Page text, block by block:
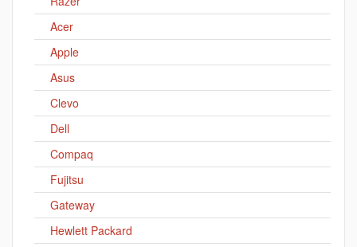
Acer
Apple
Asus
Clevo
Dell
Compaq
Fujitsu
Gateway
Hewlett Packard